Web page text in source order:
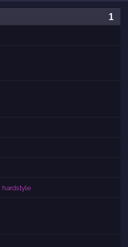
1
hardstyle